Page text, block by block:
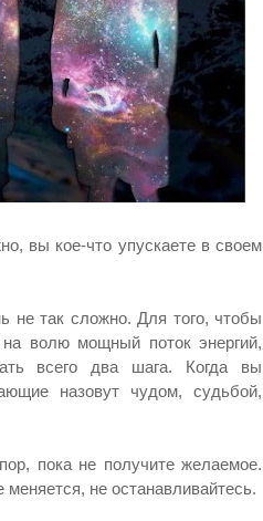
вы кое-что упускаете в своем
не так сложно. Для того, чтобы
волю мощный поток энергий,
всего два шага. Когда вы
назовут чудом, судьбой,
пока не получите желаемое.
не останавливайтесь.